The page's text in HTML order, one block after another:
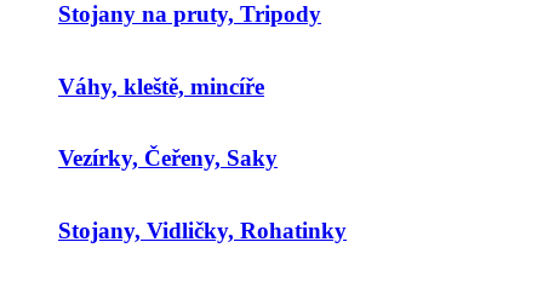
Stojany na pruty, Tripody
Váhy, kleště, mincíře
Vezírky, Čeřeny, Saky
Stojany, Vidličky, Rohatinky